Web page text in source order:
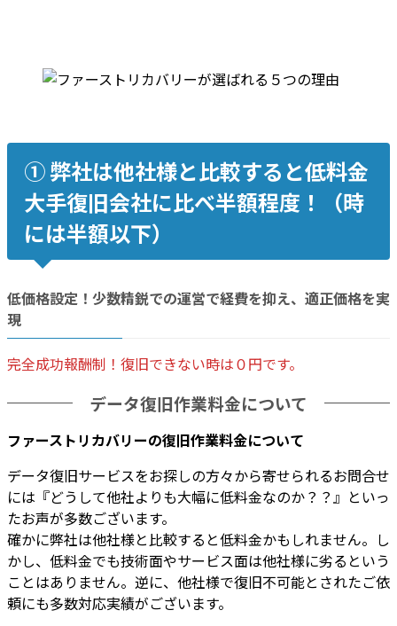
➀ 弊社は他社様と比較すると低料金
大手復旧会社に比べ半額程度！（時
には半額以下）
低価格設定！少数精鋭での運営で経費を抑え、適正価格を実
現
完全成功報酬制！復旧できない時は０円です。
データ復旧作業料金について
ファーストリカバリーの復旧作業料金について
データ復旧サービスをお探しの方々から寄せられるお問合せ
には『どうして他社よりも大幅に低料金なのか？？』といっ
たお声が多数ございます。
確かに弊社は他社様と比較すると低料金かもしれません。し
かし、低料金でも技術面やサービス面は他社様に劣るという
ことはありません。逆に、他社様で復旧不可能とされたご依
頼にも多数対応実績がございます。